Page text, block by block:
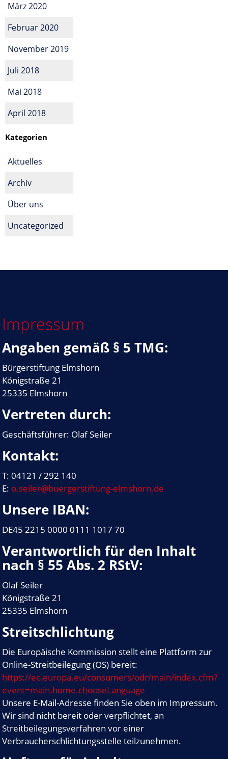
März 2020
Februar 2020
November 2019
Juli 2018
Mai 2018
April 2018
Kategorien
Aktuelles
Archiv
Über uns
Uncategorized
Impressum
Angaben gemäß § 5 TMG:
Bürgerstiftung Elmshorn
Königstraße 21
25335 Elmshorn
Vertreten durch:
Geschäftsführer: Olaf Seiler
Kontakt:
T: 04121 / 292 140
E: o.seiler@buergerstiftung-elmshorn.de
Unsere IBAN:
DE45 2215 0000 0111 1017 70
Verantwortlich für den Inhalt
nach § 55 Abs. 2 RStV:
Olaf Seiler
Königstraße 21
25335 Elmshorn
Streitschlichtung
Die Europäische Kommission stellt eine Plattform zur
Online-Streitbeilegung (OS) bereit:
https://ec.europa.eu/consumers/odr/main/index.cfm?
event=main.home.chooseLanguage
Unsere E-Mail-Adresse finden Sie oben im Impressum.
Wir sind nicht bereit oder verpflichtet, an
Streitbeilegungsverfahren vor einer
Verbraucherschlichtungsstelle teilzunehmen.